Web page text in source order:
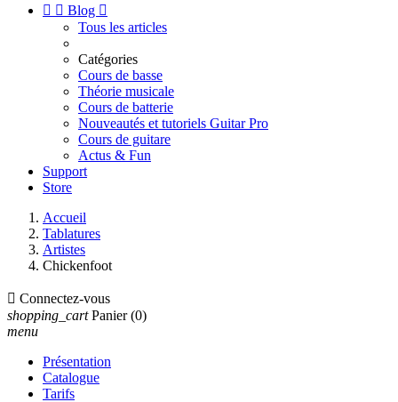
  Blog 
Tous les articles
Catégories
Cours de basse
Théorie musicale
Cours de batterie
Nouveautés et tutoriels Guitar Pro
Cours de guitare
Actus & Fun
Support
Store
Accueil
Tablatures
Artistes
Chickenfoot
 Connectez-vous
shopping_cart Panier (0)
menu
Présentation
Catalogue
Tarifs